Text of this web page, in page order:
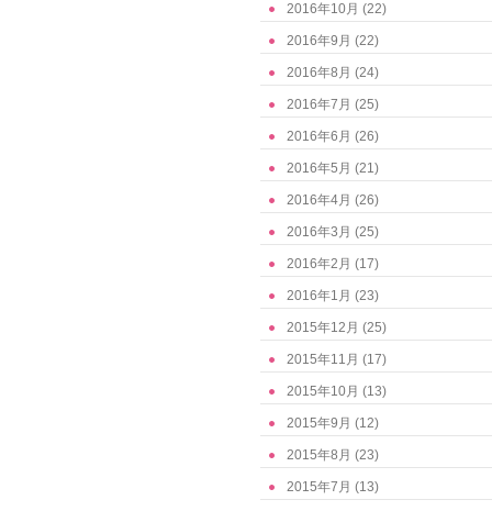
2016年10月 (22)
2016年9月 (22)
2016年8月 (24)
2016年7月 (25)
2016年6月 (26)
2016年5月 (21)
2016年4月 (26)
2016年3月 (25)
2016年2月 (17)
2016年1月 (23)
2015年12月 (25)
2015年11月 (17)
2015年10月 (13)
2015年9月 (12)
2015年8月 (23)
2015年7月 (13)